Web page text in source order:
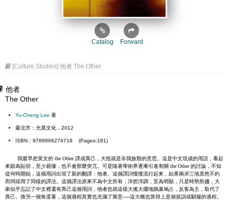
Catalog Forward
[Culture Studies] 他者 The Other
他者
The Other
Yu-Cheng Lee 著
臺北市：允晨文化，2012
ISBN：9789866274718 (Pages:181)
我最早把英文的 the Other 譯成異己，大抵就是非我族類的意思。這是中文現成的用語，看起
來頗為貼切，至少易懂，也不會那麼突兀。可是隨著學術界逐漸引進有關 the Other 的討論，不知
從何時開始，這個用詞出現了新的翻譯：他者。這個譯詞慢慢流行起來，結果兩岸三地竟然不約
而同採用了同樣的譯法。這個譯法原來不為中文所有，洋腔洋調，至為明顯，只是時勢所趨，大
家似乎忘記了中文裡還有異己這個用詞，他者也就這樣大搖大擺地鵲巢鳩占，反客為主，取代了
異己。換另一個角度看，這個過程其實也充滿了寓意──這大概也算得上是個規訓或馴服的過程。